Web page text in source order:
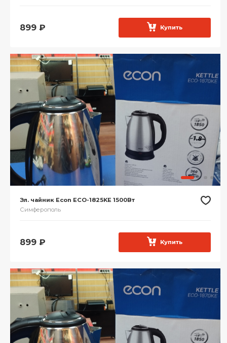
899 ₽ Купить
Эл. чайник Econ ECO-1825KE 1500Вт
Симферополь
899 ₽ Купить